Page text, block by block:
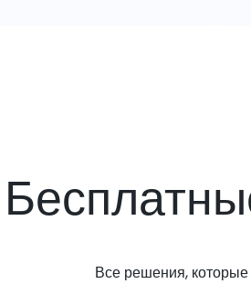
Все решения,